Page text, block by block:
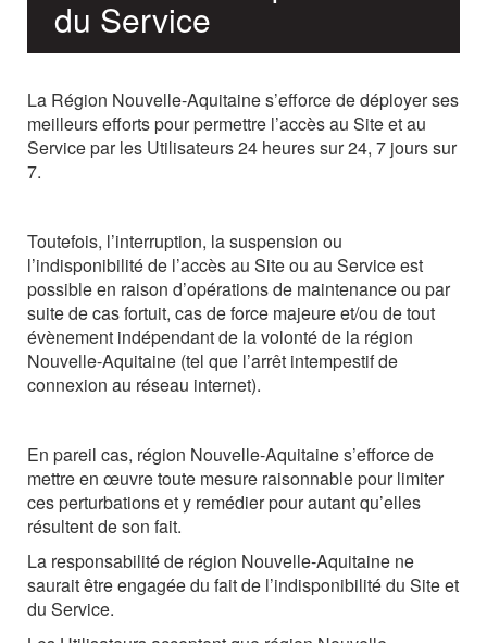
du Service
La Région Nouvelle-Aquitaines’efforce dedéployerses
meilleurs efforts pourpermettre l’accèsau Site et au
Service par les Utilisateurs 24 heures sur 24, 7 jours sur
7.
Toutefois, l’interruption, la suspension ou
l’indisponibilité de l’accès au Site ou au Service est
possibleen raison d’opérationsde maintenanceou par
suitedecasfortuit, casdeforce majeure et/ou de tout
évènement indépendant de la volonté de la région
Nouvelle-Aquitaine (tel que l’arrêt intempestif de
connexion au réseau internet).
En pareil cas, région Nouvelle-Aquitaine s’efforce de
mettre en œuvre toute mesure raisonnable pour limiter
ces perturbations et y remédier pour autant qu’elles
résultent de son fait.
La responsabilitéde région Nouvelle-Aquitaine ne
sauraitêtreengagéedu faitde l’indisponibilitédu Site et
du Service.